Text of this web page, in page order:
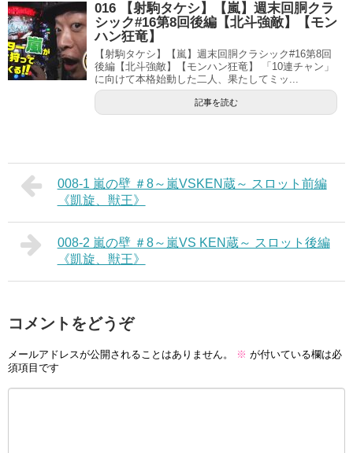
016 【射駒タケシ】【嵐】週末回胴クラ
シック#16第8回後編【北斗強敵】【モン
ハン狂竜】
【射駒タケシ】【嵐】週末回胴クラシック#16第8回
後編【北斗強敵】【モンハン狂竜】 「10連チャン」
に向けて本格始動した二人、果たしてミッ...
記事を読む
008-1 嵐の壁 ＃8～嵐VSKEN蔵～ スロット前編
《凱旋、獣王》
008-2 嵐の壁 ＃8～嵐VS KEN蔵～ スロット後編
《凱旋、獣王》
コメントをどうぞ
メールアドレスが公開されることはありません。 ※ が付いている欄は必
須項目です